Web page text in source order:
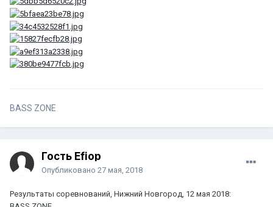
BASS ZONE
Гость Efiop
Опубликовано 27 мая, 2018
Результаты соревнований, Нижний Новгород, 12 мая 2018: